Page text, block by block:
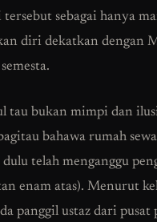
sebagai hanya
diri dekatkan dengan
tau bukan mimpi dan
bahawa rumah
telah menganggu
enam atas). Menurut
panggil ustaz dari pusat